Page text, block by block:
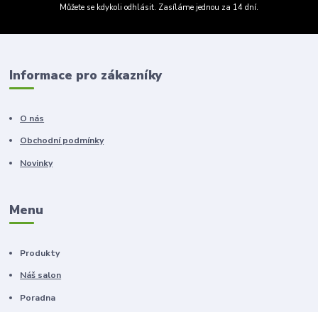
Můžete se kdykoli odhlásit. Zasíláme jednou za 14 dní.
Informace pro zákazníky
O nás
Obchodní podmínky
Novinky
Menu
Produkty
Náš salon
Poradna